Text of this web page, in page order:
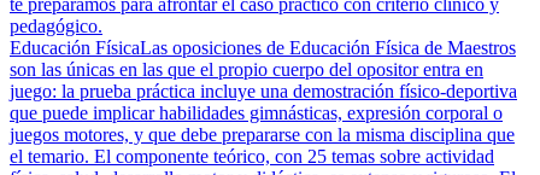
te preparamos para afrontar el caso práctico con criterio clínico y
pedagógico.
Educación FísicaLas oposiciones de Educación Física de Maestros
son las únicas en las que el propio cuerpo del opositor entra en
juego: la prueba práctica incluye una demostración físico-deportiva
que puede implicar habilidades gimnásticas, expresión corporal o
juegos motores, y que debe prepararse con la misma disciplina que
el temario. El componente teórico, con 25 temas sobre actividad